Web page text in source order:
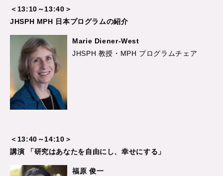
＜13:10～13:40＞
JHSPH MPH 日本プログラムの紹介
Marie Diener-West
JHSPH 教授・MPH プログラムチェア
＜13:40～14:10＞
講演 「研究はあなたを自由にし、幸せにする」
福原 俊一